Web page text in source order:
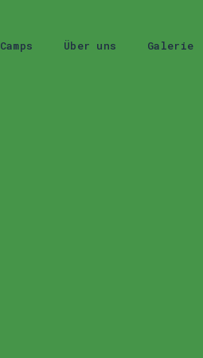
Über uns Galerie